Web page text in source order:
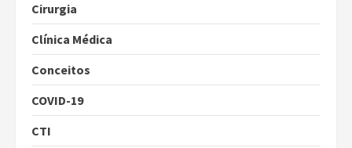
Cirurgia
Clínica Médica
Conceitos
COVID-19
CTI